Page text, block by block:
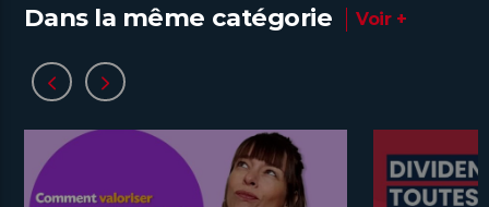
Dans la même catégorie Voir +